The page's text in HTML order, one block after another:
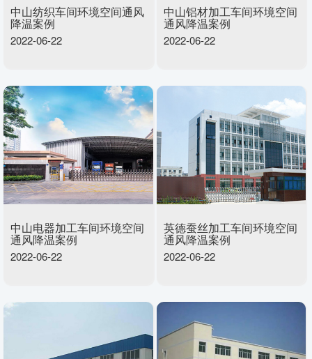
中山纺织车间环境空间通风
降温案例
2022-06-22
中山铝材加工车间环境空间
通风降温案例
2022-06-22
中山电器加工车间环境空间
通风降温案例
2022-06-22
英德蚕丝加工车间环境空间
通风降温案例
2022-06-22